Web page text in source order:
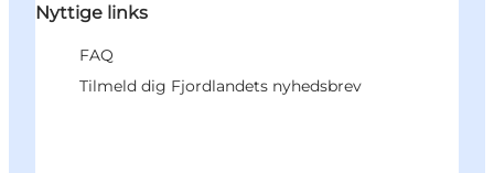
Nyttige links
FAQ
Tilmeld dig Fjordlandets nyhedsbrev